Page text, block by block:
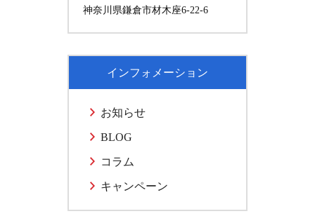
神奈川県鎌倉市材木座6-22-6
インフォメーション
お知らせ
BLOG
コラム
キャンペーン